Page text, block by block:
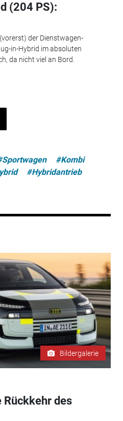
(204 PS):
der Dienstwagen-
in-Hybrid im absoluten
da nicht viel an Bord.
#Kombi
#Hybridantrieb
Bildergalerie
Rückkehr des